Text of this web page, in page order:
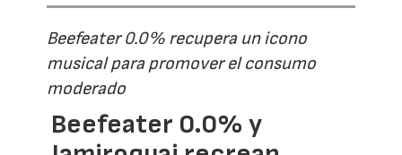
Beefeater 0.0% recupera un icono
musical para promover el consumo
moderado
Beefeater 0.0% y